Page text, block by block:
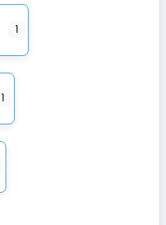
1
1